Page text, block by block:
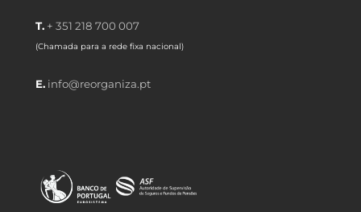
T. + 351 218 700 007
(Chamada para a rede fixa nacional)
E. info@reorganiza.pt